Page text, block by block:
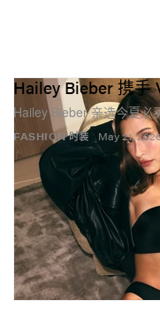
FASHION 时装
Hailey Bieber 携手
Hailey Bieber 亲选今夏必
May 21,